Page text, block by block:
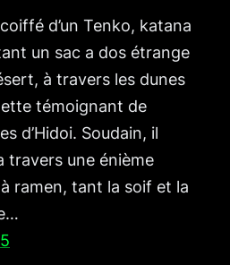
d’un Tenko, katana
un sac a dos étrange
à travers les dunes
témoignant de
d’Hidoi. Soudain, il
travers une énième
ramen, tant la soif et la